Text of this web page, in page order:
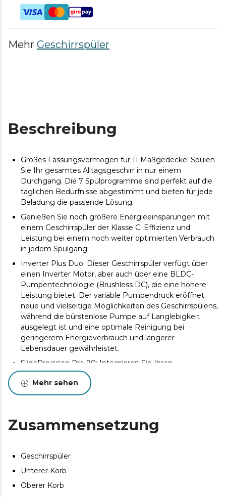
Mehr Geschirrspüler
Beschreibung
Großes Fassungsvermögen für 11 Maßgedecke: Spülen
Sie Ihr gesamtes Alltagsgeschirr in nur einem
Durchgang. Die 7 Spülprogramme sind perfekt auf die
täglichen Bedürfnisse abgestimmt und bieten für jede
Beladung die passende Lösung.
Genießen Sie noch größere Energieeinsparungen mit
einem Geschirrspüler der Klasse C: Effizienz und
Leistung bei einem noch weiter optimierten Verbrauch
in jedem Spülgang.
Inverter Plus Duo: Dieser Geschirrspüler verfügt über
einen Inverter Motor, aber auch über eine BLDC-
Pumpentechnologie (Brushless DC), die eine höhere
Leistung bietet. Der variable Pumpendruck eröffnet
neue und vielseitige Möglichkeiten des Geschirrspülens,
während die bürstenlose Pumpe auf Langlebigkeit
ausgelegt ist und eine optimale Reinigung bei
geringerem Energieverbrauch und längerer
Lebensdauer gewährleistet.
SlidePrecision Pro 90: Integrieren Sie Ihren
Geschirrspüler elegant und einfach dank seines 90-
mm-Schiebesystems, das einen perfekten Sitz der Tür
und eine problemlose Installation gewährleistet und
Panel Touch: Sehr intuitiv und einfach zu bedienendes
Touchpanel.
Ihren Geschirrspüler bequem von Ihrem Handy aus, wo
immer Sie sind.
Smart Wash: Der Geschirrspüler passt Wassermenge
Mehr sehen
Zusammensetzung
Geschirrspüler
Unterer Korb
Oberer Korb